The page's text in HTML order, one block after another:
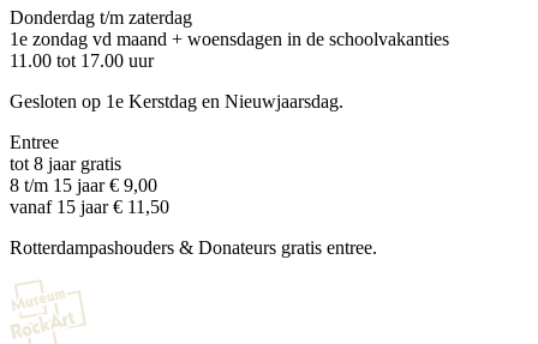
Donderdag t/m zaterdag
1e zondag vd maand + woensdagen in de schoolvakanties
11.00 tot 17.00 uur
Gesloten op 1e Kerstdag en Nieuwjaarsdag.
Entree
tot 8 jaar gratis
8 t/m 15 jaar € 9,00
vanaf 15 jaar € 11,50
Rotterdampashouders & Donateurs gratis entree.